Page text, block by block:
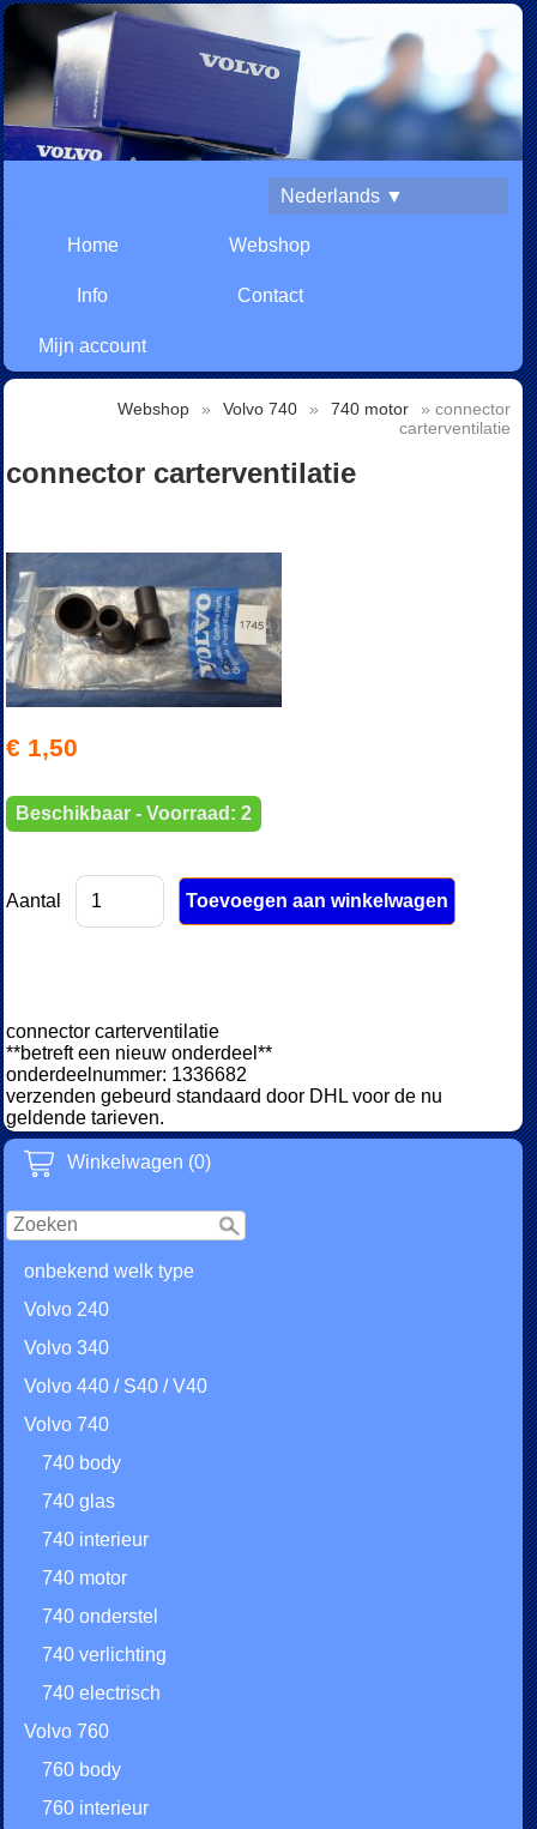
Nederlands ▼
Home Webshop
Info Contact
Mijn account
Winkelwagen (0)
onbekend welk type
Volvo 240
Volvo 340
Volvo 440 / S40 / V40
Volvo 740
740 body
740 glas
740 interieur
740 motor
740 onderstel
740 verlichting
740 electrisch
Volvo 760
760 body
760 interieur
Webshop » Volvo 740 » 740 motor
» connector
carterventilatie
connector carterventilatie
€ 1,50
Beschikbaar - Voorraad: 2
Aantal
connector carterventilatie
**betreft een nieuw onderdeel**
onderdeelnummer: 1336682
verzenden gebeurd standaard door DHL voor de nu
geldende tarieven.